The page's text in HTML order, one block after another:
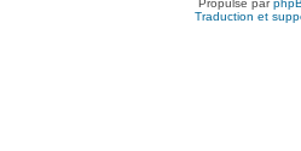
Propulsé par
Traduction et